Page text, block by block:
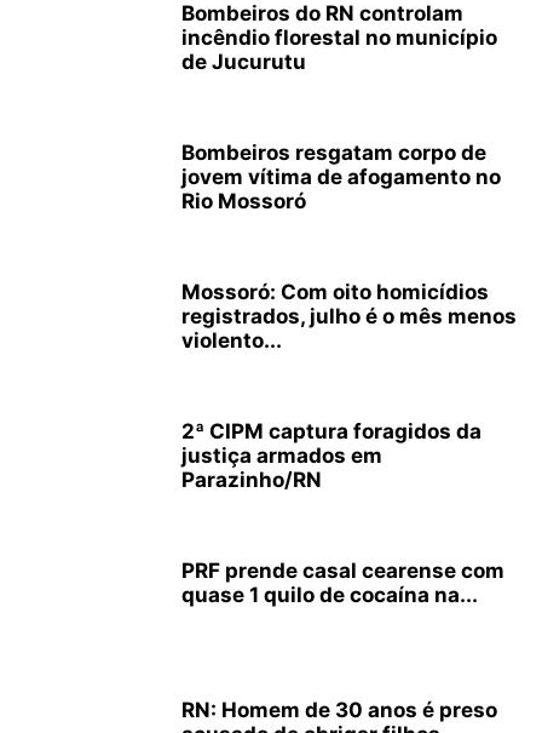
Bombeiros do RN controlam
incêndio florestal no município
de Jucurutu
Bombeiros resgatam corpo de
jovem vítima de afogamento no
Rio Mossoró
Mossoró: Com oito homicídios
registrados, julho é o mês menos
violento...
2ª CIPM captura foragidos da
justiça armados em
Parazinho/RN
PRF prende casal cearense com
quase 1 quilo de cocaína na...
RN: Homem de 30 anos é preso